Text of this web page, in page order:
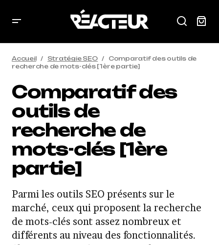
Accueil Stratégie SEO
Comparatif des outils de
recherche de mots-clés [1ère partie]
Comparatif des
outils de
recherche de
mots-clés [1ère
partie]
Parmi les outils SEO présents sur le
marché, ceux qui proposent la recherche
de mots-clés sont assez nombreux et
différents au niveau des fonctionnalités.